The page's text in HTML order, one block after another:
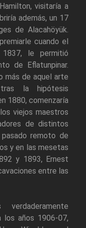
visitaría a
además, un 17
de Alacahöyük.
cuando el
le permitió
de Eflatunpinar.
más de aquel arte
tras la hipótesis
1880, comenzaría
viejos maestros
de distintos
remoto de
y en las mesetas
y 1893, Ernest
entre las
los años 1906-07,